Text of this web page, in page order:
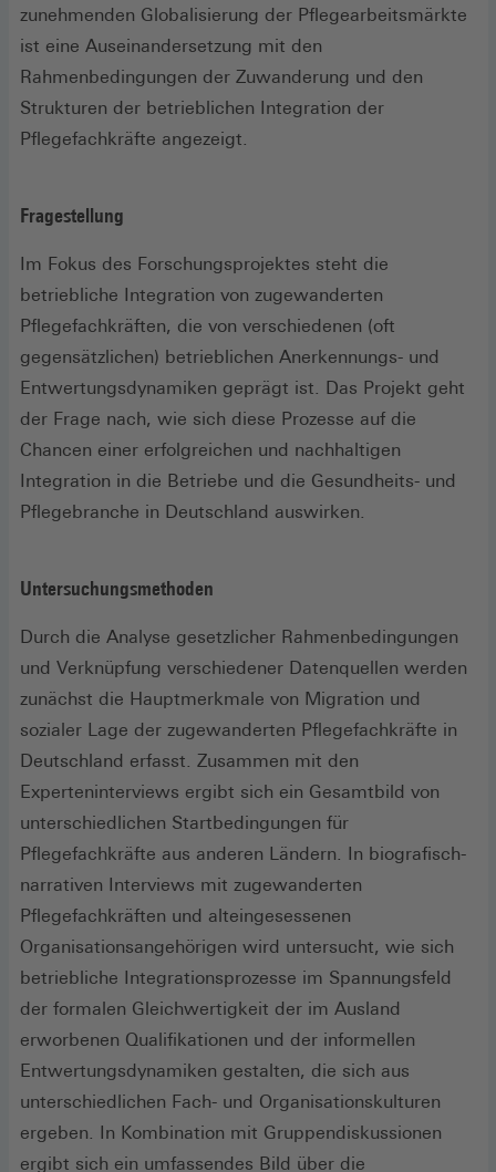
zunehmenden Globalisierung der Pflegearbeitsmärkte
ist eine Auseinandersetzung mit den
Rahmenbedingungen der Zuwanderung und den
Strukturen der betrieblichen Integration der
Pflegefachkräfte angezeigt.
Fragestellung
Im Fokus des Forschungsprojektes steht die
betriebliche Integration von zugewanderten
Pflegefachkräften, die von verschiedenen (oft
gegensätzlichen) betrieblichen Anerkennungs- und
Entwertungsdynamiken geprägt ist. Das Projekt geht
der Frage nach, wie sich diese Prozesse auf die
Chancen einer erfolgreichen und nachhaltigen
Integration in die Betriebe und die Gesundheits- und
Pflegebranche in Deutschland auswirken.
Untersuchungsmethoden
Durch die Analyse gesetzlicher Rahmenbedingungen
und Verknüpfung verschiedener Datenquellen werden
zunächst die Hauptmerkmale von Migration und
sozialer Lage der zugewanderten Pflegefachkräfte in
Deutschland erfasst. Zusammen mit den
Experteninterviews ergibt sich ein Gesamtbild von
unterschiedlichen Startbedingungen für
Pflegefachkräfte aus anderen Ländern. In biografisch-
narrativen Interviews mit zugewanderten
Pflegefachkräften und alteingesessenen
Organisationsangehörigen wird untersucht, wie sich
betriebliche Integrationsprozesse im Spannungsfeld
der formalen Gleichwertigkeit der im Ausland
erworbenen Qualifikationen und der informellen
Entwertungsdynamiken gestalten, die sich aus
unterschiedlichen Fach- und Organisationskulturen
ergeben. In Kombination mit Gruppendiskussionen
ergibt sich ein umfassendes Bild über die